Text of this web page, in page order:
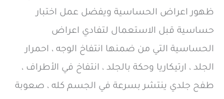
ظهور اعراض الحساسية ويفضل عمل اختبار
حساسية قبل الاستعمال لتفادي اعراض
الحساسية التي من ضمنها انتفاخ الوجه ، احمرار
الجلد ، ارتيكاريا وحكة بالجلد ، انتفاخ في الأطراف ،
طفح جلدي ينتشر بسرعة في الجسم كله ، صعوبة